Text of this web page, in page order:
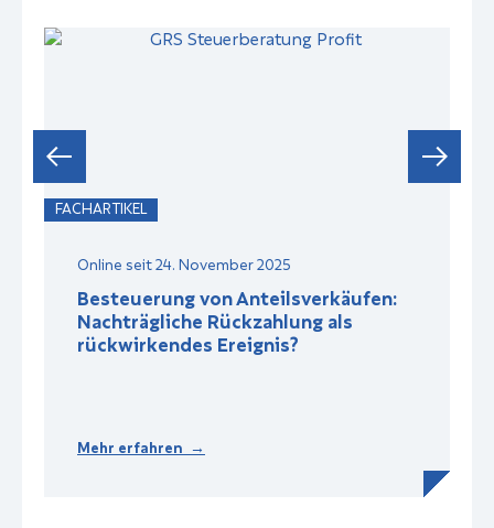
FACHARTIKEL
Online seit 24. November 2025
Besteuerung von Anteilsverkäufen:
Nachträgliche Rückzahlung als
rückwirkendes Ereignis?
Mehr erfahren →